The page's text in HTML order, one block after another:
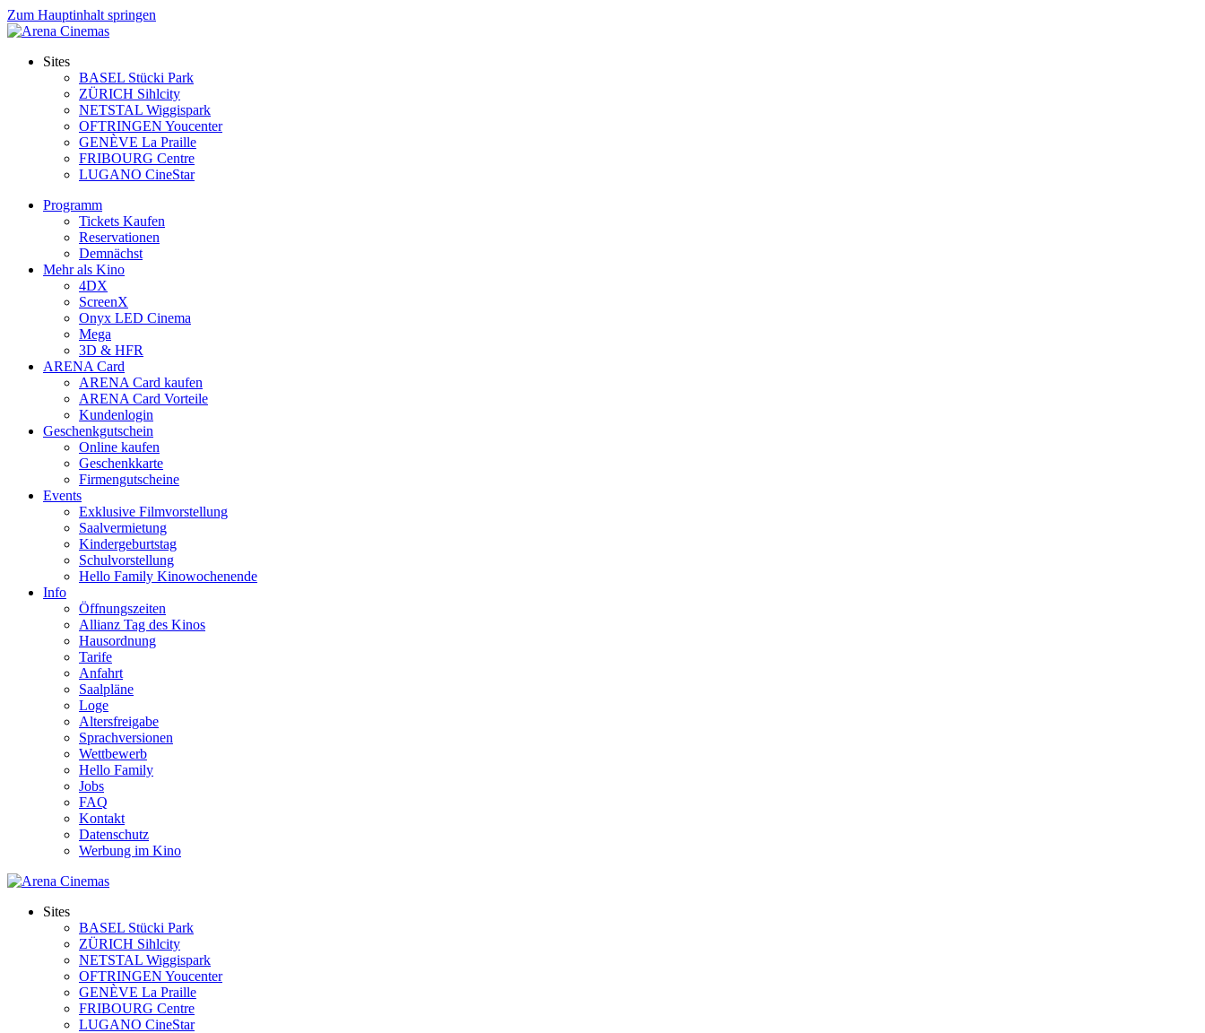
Zum Hauptinhalt springen
Sites
BASEL Stücki Park
ZÜRICH Sihlcity
NETSTAL Wiggispark
OFTRINGEN Youcenter
GENÈVE La Praille
FRIBOURG Centre
LUGANO CineStar
Programm
Tickets Kaufen
Reservationen
Demnächst
Mehr als Kino
4DX
ScreenX
Onyx LED Cinema
Mega
3D & HFR
ARENA Card
ARENA Card kaufen
ARENA Card Vorteile
Kundenlogin
Geschenkgutschein
Online kaufen
Geschenkkarte
Firmengutscheine
Events
Exklusive Filmvorstellung
Saalvermietung
Kindergeburtstag
Schulvorstellung
Hello Family Kinowochenende
Info
Öffnungszeiten
Allianz Tag des Kinos
Hausordnung
Tarife
Anfahrt
Saalpläne
Loge
Altersfreigabe
Sprachversionen
Wettbewerb
Hello Family
Jobs
FAQ
Kontakt
Datenschutz
Werbung im Kino
Sites
BASEL Stücki Park
ZÜRICH Sihlcity
NETSTAL Wiggispark
OFTRINGEN Youcenter
GENÈVE La Praille
FRIBOURG Centre
LUGANO CineStar